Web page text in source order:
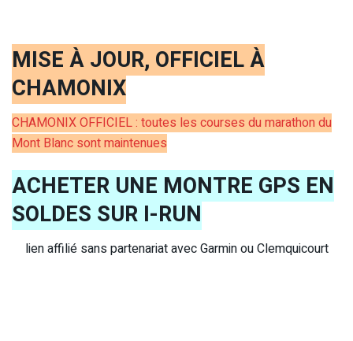
MISE À JOUR, OFFICIEL À
CHAMONIX
CHAMONIX OFFICIEL : toutes les courses du marathon du
Mont Blanc sont maintenues
ACHETER UNE MONTRE GPS EN
SOLDES SUR I-RUN
lien affilié sans partenariat avec Garmin ou Clemquicourt